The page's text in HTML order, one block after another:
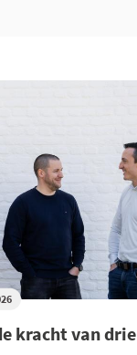
kracht van drie